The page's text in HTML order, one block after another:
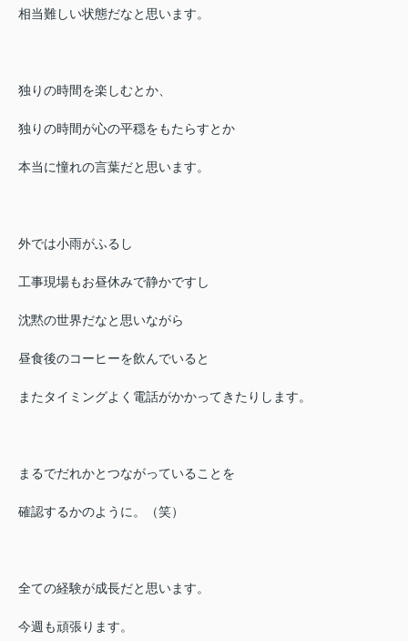
相当難しい状態だなと思います。
独りの時間を楽しむとか、
独りの時間が心の平穏をもたらすとか
本当に憧れの言葉だと思います。
外では小雨がふるし
工事現場もお昼休みで静かですし
沈黙の世界だなと思いながら
昼食後のコーヒーを飲んでいると
またタイミングよく電話がかかってきたりします。
まるでだれかとつながっていることを
確認するかのように。（笑）
全ての経験が成長だと思います。
今週も頑張ります。